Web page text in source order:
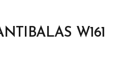
W161